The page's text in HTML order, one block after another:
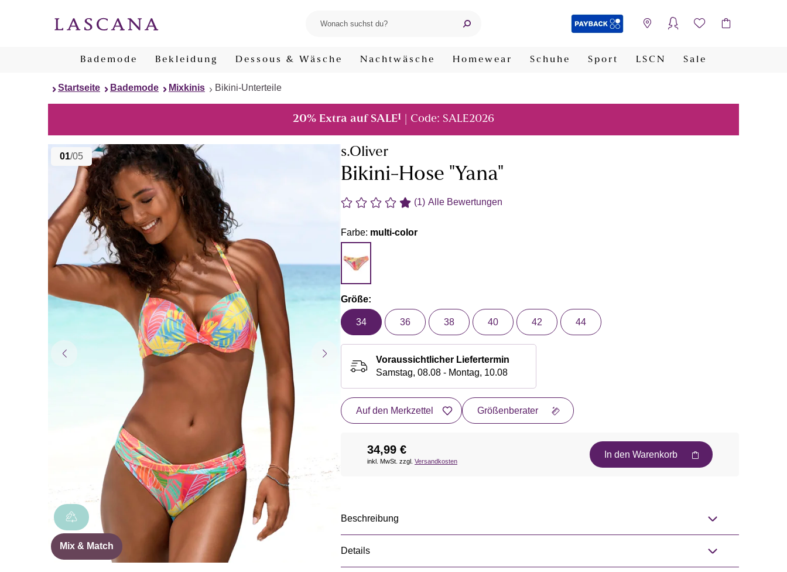
Bademode Bekleidung Dessous & Wäsche Nachtwäsche Homewear Schuhe Sport LSCN Sale
Startseite Bademode Mixkinis Bikini-Unterteile
20% Extra auf SALE1 | Code: SALE2026
01/05
Mix & Match
s.Oliver
Bikini-Hose "Yana"
(1) Alle Bewertungen
Farbe: multi-color
Größe:
34 36 38 40 42 44
Voraussichtlicher Liefertermin
Samstag, 08.08 - Montag, 10.08
Auf den Merkzettel Größenberater
34,99 €
inkl. MwSt. zzgl. Versandkosten
In den Warenkorb
Beschreibung
Details